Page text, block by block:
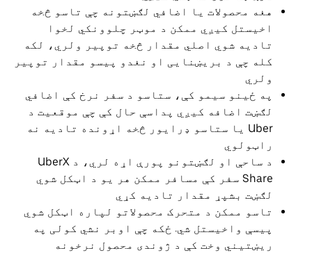
هغه محصولات یا اضافي لګښتونه چې تاسو څخه
اخیستل کیږي ممکن د موټر چلوونکي لخوا
تادیه شوي اصلي مقدار څخه توپیر ولري، لکه
کله چې د بریښنایی او نغدو پیسو مقدار توپیر
ولري
په ځینو سیمو کې، ستاسو د سفر نرخ کې اضافي
لګښت اضافه کیږي پداسې حال کې چې موقعیت د
Uber یا ستاسو ډرایور څخه اړونده تادیه نه
راټولوي
د ساحې او لګښتونو پورې اړه لري، د UberX
Share سفر کې مسافر ممکن هر یو د اټکل شوي
لګښت بشپړ مقدار تادیه کړي
تاسو ممکن د متحرک محصولاتو لپاره اټکل شوي
پیسې واخیستل شي. ځکه چې اوبر نشي کولی په
ریښتیني وخت کې د ژوندی محصول نرخونه